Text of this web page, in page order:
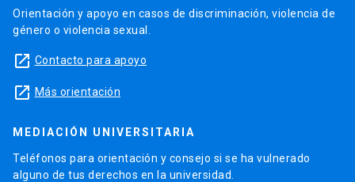
Orientación y apoyo en casos de discriminación, violencia de
género o violencia sexual.
launch Contacto para apoyo
launch Más orientación
MEDIACIÓN UNIVERSITARIA
Teléfonos para orientación y consejo si se ha vulnerado
alguno de tus derechos en la universidad.